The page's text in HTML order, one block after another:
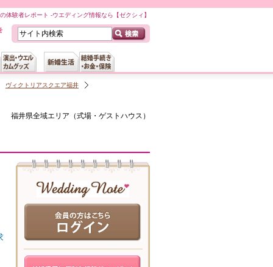
体験者レポート -ウエディング情報なら【ゼクシィ】
ヴィクトリアスクエア福井
福井県全域エリア（式場・ゲストハウス ）